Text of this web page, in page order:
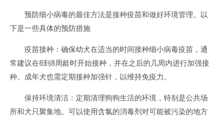
预防细小病毒的最佳方法是接种疫苗和做好环境管理。以
下是一些具体的预防措施
疫苗接种：确保幼犬在适当的时间接种细小病毒疫苗，通
常建议在6到8周龄时开始接种，并在之后的几周内进行加强接
种。成年犬也需定期接种加强针，以维持免疫力。
保持环境清洁：定期清理狗狗生活的环境，特别是公共场
所和犬只聚集地。可以使用含氯的消毒剂对可能被污染的地方